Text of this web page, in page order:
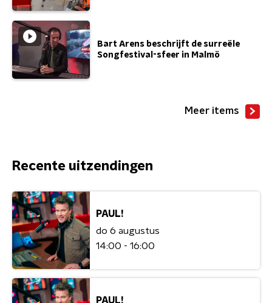
Bart Arens beschrijft de surreële
Songfestival-sfeer in Malmö
Meer items
Recente uitzendingen
PAUL!
do 6 augustus
14:00 - 16:00
PAUL!